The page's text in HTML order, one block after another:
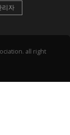
리자
all right